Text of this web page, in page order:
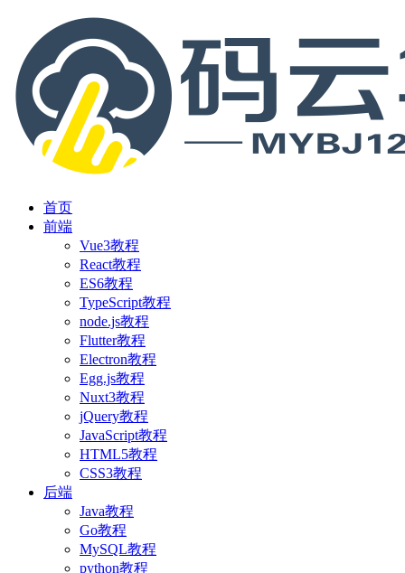
首页
前端
Vue3教程
React教程
ES6教程
TypeScript教程
node.js教程
Flutter教程
Electron教程
Egg.js教程
Nuxt3教程
jQuery教程
JavaScript教程
HTML5教程
CSS3教程
后端
Java教程
Go教程
MySQL教程
python教程